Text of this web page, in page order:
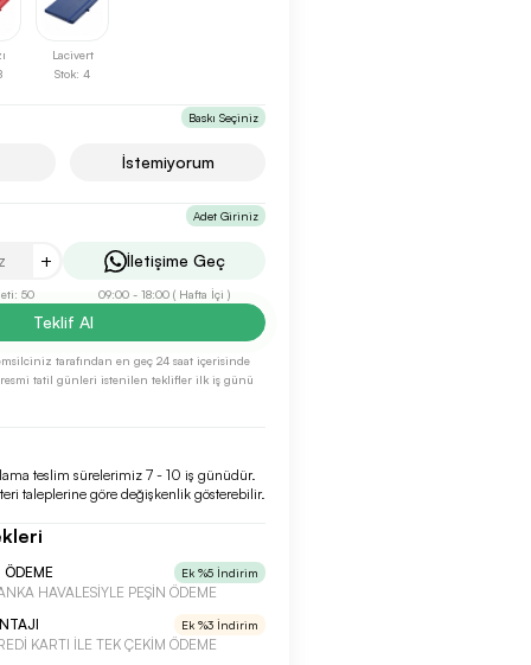
Lacivert
Stok: 4
Baskı Seçiniz
İstemiyorum
Adet Giriniz
+
50
İletişime Geç
09:00 - 18:00 ( Hafta İçi )
Teklif Al
tarafından en geç 24 saat içerisinde
resmi tatil günleri istenilen teklifler ilk iş günü
teslim sürelerimiz 7 - 10 iş günüdür.
taleplerine göre değişkenlik gösterebilir.
Ek %5 İndirim
HAVALESİYLE PEŞİN ÖDEME
Ek %3 İndirim
KARTI İLE TEK ÇEKİM ÖDEME